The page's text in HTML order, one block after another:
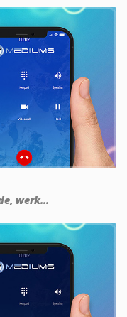
werk...